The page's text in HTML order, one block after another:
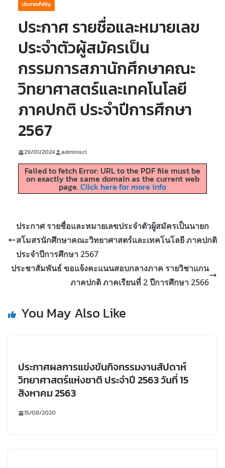
ประกาศสำคัญ
ประกาศ รายชื่อและหมายเลข
ประจำตัวผู้สมัครเป็น
กรรมการสภานักศึกษาคณะ
วิทยาศาสตร์และเทคโนโลยี
ภาคปกติ ประจำปีการศึกษา
2567
29/01/2024 adminsci
Failed to fetch Error: URL to the PDF file must be
on exactly the same domain as the current web
page.Click here for more info
ประกาศ รายชื่อและหมายเลขประจำตัวผู้สมัครเป็นนายก
สโมสรนักศึกษาคณะวิทยาศาสตร์และเทคโนโลยี ภาคปกติ
ประจำปีการศึกษา 2567
ประชาสัมพันธ์ ขอแจ้งคะแนนสอบกลางภาค รายวิชาแกน
ภาคปกติ ภาคเรียนที่ 2 ปีการศึกษา 2566
You May Also Like
ประกาศผลการแข่งขันกิจกรรมงานสัปดาห์
วิทยาศาสตร์แห่งชาติ ประจำปี 2563 วันที่ 15
สิงหาคม 2563
15/08/2020